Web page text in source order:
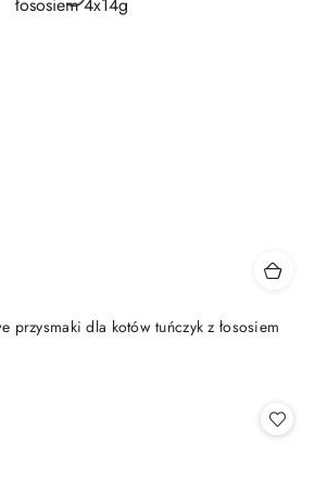
przysmaki dla kotów tuńczyk z łososiem